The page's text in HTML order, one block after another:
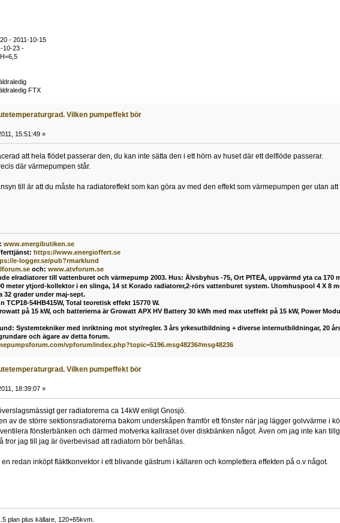
- 2011-10-15
10-23 -
FTX
Vilken pumpeffekt bör
15:51:49 »
att hela flödet passerar den, du kan inte sätta den i ett hörn av huset där ett delflöde passerar.
där värmepumpen står.
till är att du måste ha radiatoreffekt som kan göra av med den effekt som värmepumpen ger utan att
www.energibutiken.se
: https://www.energioffert.se
e-logger.se/pub?rmarklund
och: www.atvforum.se
elradiatorer till vattenburet och värmepump 2003. Hus: Älvsbyhus -75, Ort PITEÅ, uppvärmd yta ca 170
meter ytjord-kollektor i en slinga, 14 st Korado radiatorer,2-rörs vattenburet system. Utomhuspool 4 X 8
32 grader under maj-sept.
TCP18-54HB415W, Total teoretisk effekt 15770 W.
på 15 kW, och batterierna är Growatt APX HV Battery 30 kWh med max uteffekt på 15 kW, Power
Systemtekniker med inriktning mot styr/regler. 3 års yrkesutbildning + diverse internutbildningar, 20
och ägare av detta forum.
vpforum/index.php?topic=5196.msg48236#msg48236
Vilken pumpeffekt bör
18:39:07 »
ger radiatorerna ca 14kW enligt Gnosjö.
av de större sektionsradiatorerna bakom underskåpen framför ett fönster när jag lägger golvvärme i
fönsterbänken och därmed motverka kallraset över diskbänken något. Även om jag inte kan
tror jag till jag är överbevisad att radiatorn bör behållas.
redan inköpt fläktkonvektor i ett blivande gästrum i källaren och komplettera effekten på o.v något.
plan plus källare, 120+65kvm.